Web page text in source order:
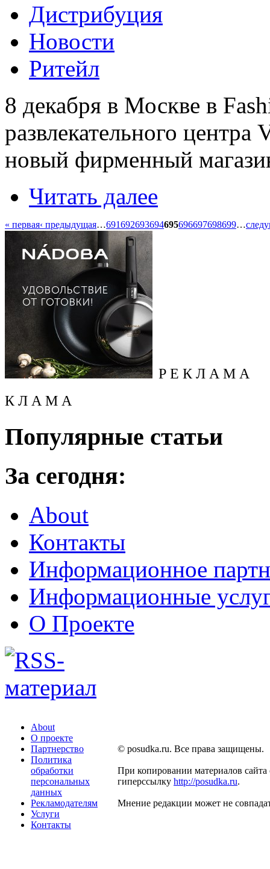
Дистрибуция
Новости
Ритейл
8 декабря в Москве в
развлекательного
новый фирменный
Читать далее
« первая‹ предыдущая…691692693694695696697698699…
Р Е К Л А М А
К Л А М А
Популярные статьи
За сегодня:
About
Контакты
Информационное
Информационные
О Проекте
About
О проекте
Партнерство
Политика
обработки
персональных
данных
Рекламодателям
Услуги
Контакты
© posudka.ru. Все права защищены.
При копировании материалов сайта
гиперссылку http://posudka.ru.
Мнение редакции может не